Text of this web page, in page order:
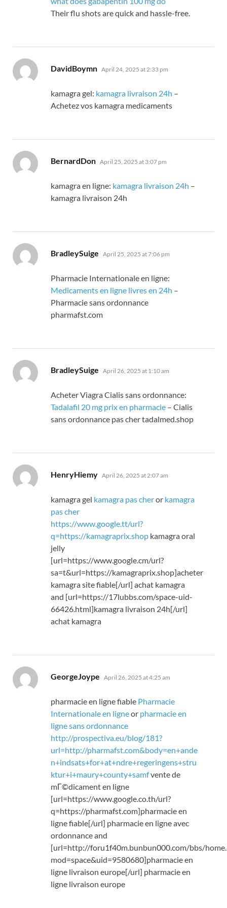
Their flu shots are quick and hassle-free.
DavidBoymn says:
April 24, 2025 at 2:33 pm
kamagra gel: kamagra livraison 24h –
Achetez vos kamagra medicaments
BernardDon says:
April 25, 2025 at 3:07 pm
kamagra en ligne: kamagra livraison 24h –
kamagra livraison 24h
BradleySuige says:
April 25, 2025 at 7:06 pm
Pharmacie Internationale en ligne:
Medicaments en ligne livres en 24h –
Pharmacie sans ordonnance
pharmafst.com
BradleySuige says:
April 26, 2025 at 1:10 am
Acheter Viagra Cialis sans ordonnance:
Tadalafil 20 mg prix en pharmacie – Cialis
sans ordonnance pas cher tadalmed.shop
HenryHiemy says:
April 26, 2025 at 2:07 am
kamagra gel kamagra pas cheror kamagra
pas cher
https://www.google.tt/url?
q=https://kamagraprix.shop kamagra oral
jelly
[url=https://www.google.cm/url?
sa=t&url=https://kamagraprix.shop]acheter
kamagra site fiable[/url] achat kamagra
and [url=https://17lubbs.com/space-uid-
66426.html]kamagra livraison 24h[/url]
achat kamagra
GeorgeJoype says:
April 26, 2025 at 4:25 am
pharmacie en ligne fiable Pharmacie
Internationale en ligneor pharmacie en
ligne sans ordonnance
http://prospectiva.eu/blog/181?
url=http://pharmafst.com&body=en+ande
n+indsats+for+at+ndre+regeringens+stru
ktur+i+maury+county+samfvente de
mГ©dicament en ligne
[url=https://www.google.co.th/url?
q=https://pharmafst.com]pharmacie en
ligne fiable[/url] pharmacie en ligne avec
ordonnance and
[url=http://foru1f40m.bunbun000.com/bbs/
mod=space&uid=9580680]pharmacie en
ligne livraison europe[/url] pharmacie en
ligne livraison europe